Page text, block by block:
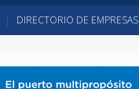
DIRECTORIO DE EMPRESAS